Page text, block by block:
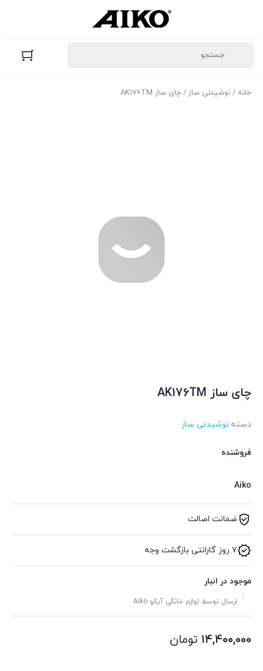
خانه / نوشیدنی ساز / چای ساز AK176TM
چای ساز AK176TM
دسته:نوشیدنی ساز
فروشنده
Aiko
ضمانت اصالت
۷ روز گارانتی بازگشت وجه
موجود در انبار
ارسال توسط لوازم خانگی آیکو Aiko
۱۴,۴۰۰,۰۰۰ تومان